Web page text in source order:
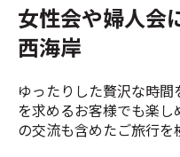
女性会や婦人会
西海岸
ゆったりした贅沢な時
を求めるお客様でも楽
の交流も含めたご旅行を